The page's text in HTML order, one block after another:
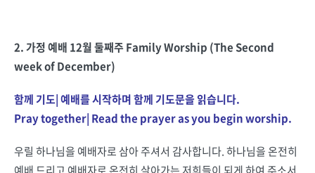
2. 가정 예배 12월 둘째주 Family Worship (The Second
week of December)
함께 기도| 예배를 시작하며 함께 기도문을 읽습니다.
Pray together| Read the prayer as you begin worship.
우릴 하나님을 예배자로 삼아 주셔서 감사합니다. 하나님을 온전히